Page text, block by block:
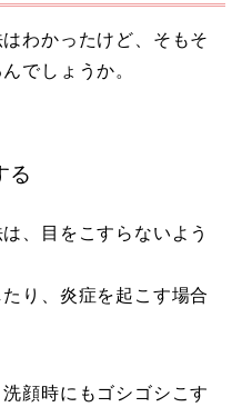
わかったけど、そもそ
でしょうか。
る
、目をこすらないよう
り、炎症を起こす場合
顔時にもゴシゴシこす